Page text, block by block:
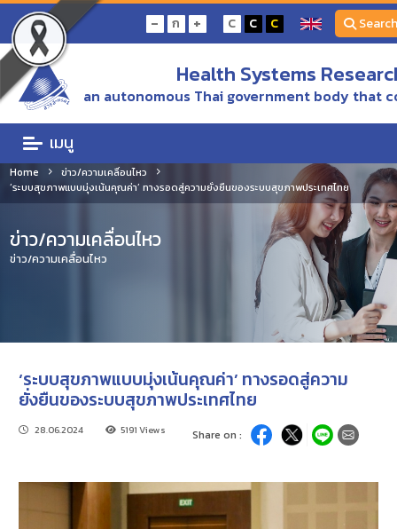
- ก + C C C Search
Health Systems
an autonomous Thai government body that
เมนู
Home
ข่าว/ความเคลื่อนไหว
‘ระบบสุขภาพแบบมุ่งเน้นคุณค่า’ ทางรอดสู่ความยั่งยืนของระบบสุขภาพประเทศไทย
ข่าว/ความเคลื่อนไหว
ข่าว/ความเคลื่อนไหว
‘ระบบสุขภาพแบบมุ่งเน้นคุณค่า’ ทางรอดสู่ความ
ยั่งยืนของระบบสุขภาพประเทศไทย
28.06.2024 5191 Views Share on :